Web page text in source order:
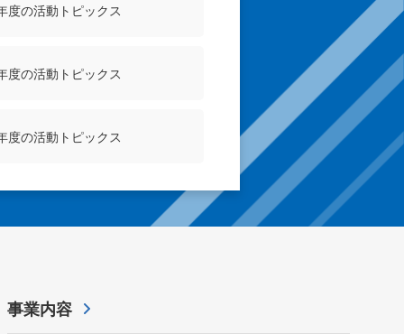
度の活動トピックス
度の活動トピックス
度の活動トピックス
事業内容